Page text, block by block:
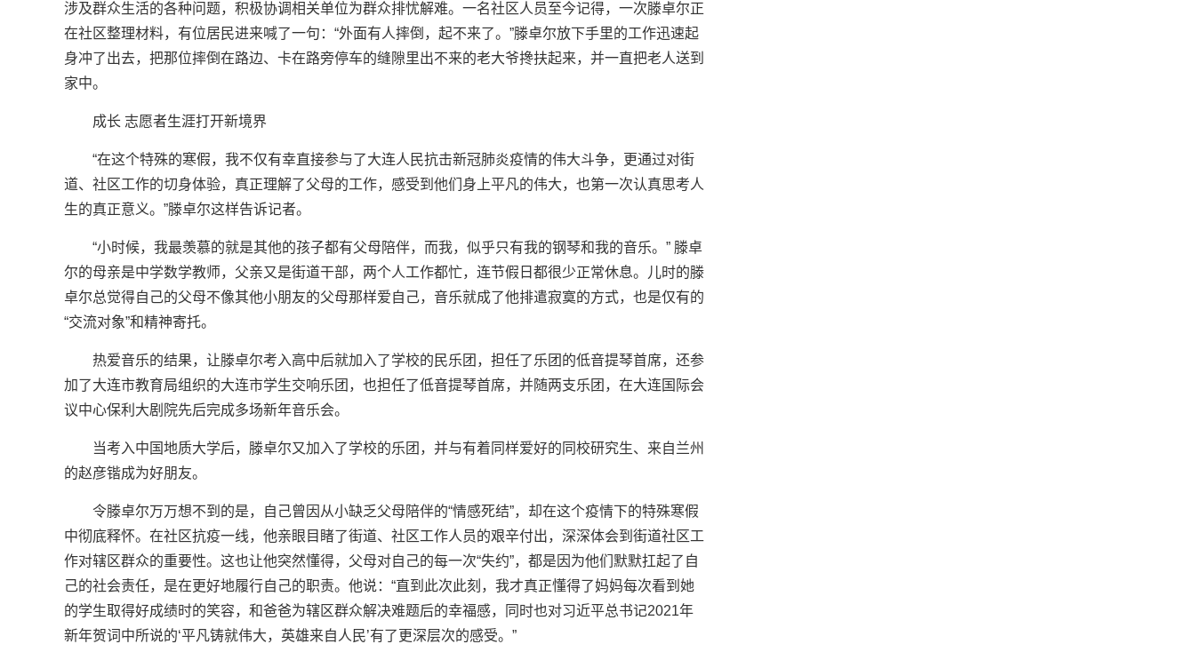
涉及群众生活的各种问题，积极协调相关单位为群众排忧解难。一名社区人员至今记得，一次滕卓尔正
在社区整理材料，有位居民进来喊了一句：“外面有人摔倒，起不来了。”滕卓尔放下手里的工作迅速起
身冲了出去，把那位摔倒在路边、卡在路旁停车的缝隙里出不来的老大爷搀扶起来，并一直把老人送到
家中。
成长 志愿者生涯打开新境界
“在这个特殊的寒假，我不仅有幸直接参与了大连人民抗击新冠肺炎疫情的伟大斗争，更通过对街
道、社区工作的切身体验，真正理解了父母的工作，感受到他们身上平凡的伟大，也第一次认真思考人
生的真正意义。”滕卓尔这样告诉记者。
“小时候，我最羡慕的就是其他的孩子都有父母陪伴，而我，似乎只有我的钢琴和我的音乐。” 滕卓
尔的母亲是中学数学教师，父亲又是街道干部，两个人工作都忙，连节假日都很少正常休息。儿时的滕
卓尔总觉得自己的父母不像其他小朋友的父母那样爱自己，音乐就成了他排遣寂寞的方式，也是仅有的
“交流对象”和精神寄托。
热爱音乐的结果，让滕卓尔考入高中后就加入了学校的民乐团，担任了乐团的低音提琴首席，还参
加了大连市教育局组织的大连市学生交响乐团，也担任了低音提琴首席，并随两支乐团，在大连国际会
议中心保利大剧院先后完成多场新年音乐会。
当考入中国地质大学后，滕卓尔又加入了学校的乐团，并与有着同样爱好的同校研究生、来自兰州
的赵彦锴成为好朋友。
令滕卓尔万万想不到的是，自己曾因从小缺乏父母陪伴的“情感死结”，却在这个疫情下的特殊寒假
中彻底释怀。在社区抗疫一线，他亲眼目睹了街道、社区工作人员的艰辛付出，深深体会到街道社区工
作对辖区群众的重要性。这也让他突然懂得，父母对自己的每一次“失约”，都是因为他们默默扛起了自
己的社会责任，是在更好地履行自己的职责。他说：“直到此次此刻，我才真正懂得了妈妈每次看到她
的学生取得好成绩时的笑容，和爸爸为辖区群众解决难题后的幸福感，同时也对习近平总书记2021年
新年贺词中所说的‘平凡铸就伟大，英雄来自人民’有了更深层次的感受。”